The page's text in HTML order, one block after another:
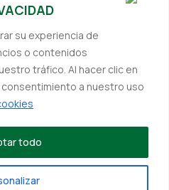
su experiencia de
o contenidos
tráfico. Al hacer clic en
a nuestro uso
todo
nos esforzamos por ofrecerte
marco del Programa ICEX Next,
y con la cofinanciación del